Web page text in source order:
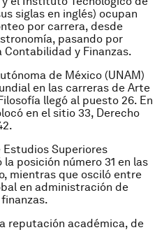
siglas en inglés) ocupan
por carrera, desde
pasando por
Contabilidad y Finanzas.
de México (UNAM)
en las carreras de Arte
llegó al puesto 26. En
en el sitio 33, Derecho
Superiores
posición número 31 en las
mientras que osciló entre
en administración de
reputación académica, de